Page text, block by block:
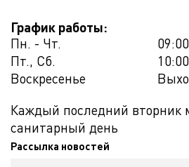
График работы:
Пн. - Чт.
Пт., Сб.
Воскресенье
Каждый последний вторник
санитарный день
Рассылка новостей